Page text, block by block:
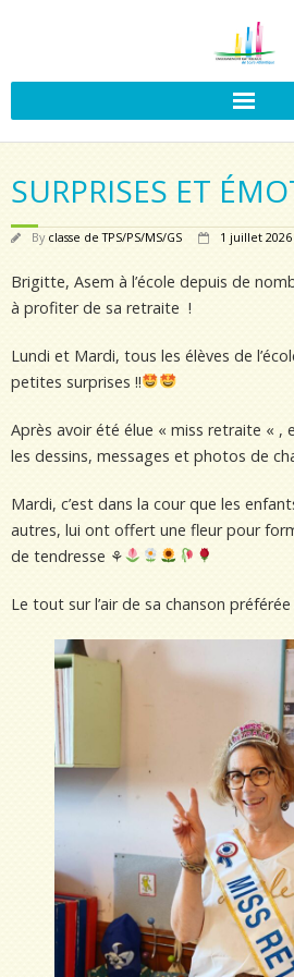
SURPRISES ET
By classe de TPS/PS/MS/GS 1 juillet 2026
Brigitte, Asem à l’école depuis de
à profiter de sa retraite !
Lundi et Mardi, tous les élèves de
petites surprises !!
Après avoir été élue « miss retraite « ,
les dessins, messages et photos de
Mardi, c’est dans la cour que les
autres, lui ont offert une fleur pour
de tendresse ⚘
Le tout sur l’air de sa chanson préférée